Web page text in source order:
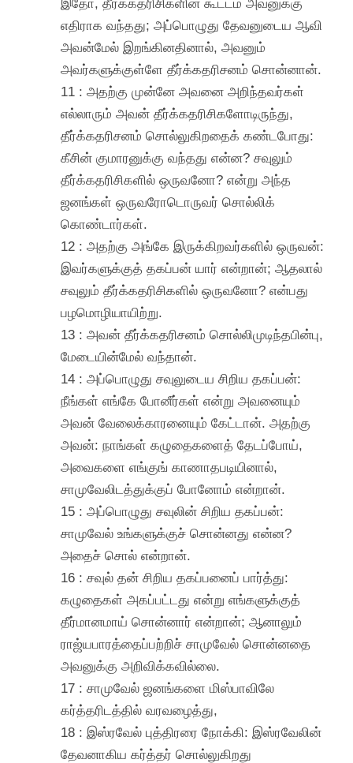
எதிராக வந்தது; அப்பொழுது தேவனுடைய ஆவி
அவன்மேல் இறங்கினதினால், அவனும்
அவர்களுக்குள்ளே தீர்க்கதரிசனம் சொன்னான்.
11 : அதற்கு முன்னே அவனை அறிந்தவர்கள்
எல்லாரும் அவன் தீர்க்கதரிசிகளோடிருந்து,
தீர்க்கதரிசனம் சொல்லுகிறதைக் கண்டபோது:
கீசின் குமாரனுக்கு வந்தது என்ன? சவுலும்
தீர்க்கதரிசிகளில் ஒருவனோ? என்று அந்த
ஜனங்கள் ஒருவரோடொருவர் சொல்லிக்
கொண்டார்கள்.
12 : அதற்கு அங்கே இருக்கிறவர்களில் ஒருவன்:
இவர்களுக்குத் தகப்பன் யார் என்றான்; ஆதலால்
சவுலும் தீர்க்கதரிசிகளில் ஒருவனோ? என்பது
பழமொழியாயிற்று.
13 : அவன் தீர்க்கதரிசனம் சொல்லிமுடிந்தபின்பு,
மேடையின்மேல் வந்தான்.
14 : அப்பொழுது சவுலுடைய சிறிய தகப்பன்:
நீங்கள் எங்கே போனீர்கள் என்று அவனையும்
அவன் வேலைக்காரனையும் கேட்டான். அதற்கு
அவன்: நாங்கள் கழுதைகளைத் தேடப்போய்,
அவைகளை எங்குங் காணாதபடியினால்,
சாமுவேலிடத்துக்குப் போனோம் என்றான்.
15 : அப்பொழுது சவுலின் சிறிய தகப்பன்:
சாமுவேல் உங்களுக்குச் சொன்னது என்ன?
அதைச் சொல் என்றான்.
16 : சவுல் தன் சிறிய தகப்பனைப் பார்த்து:
கழுதைகள் அகப்பட்டது என்று எங்களுக்குத்
தீர்மானமாய் சொன்னார் என்றான்; ஆனாலும்
ராஜ்யபாரத்தைப்பற்றிச் சாமுவேல் சொன்னதை
அவனுக்கு அறிவிக்கவில்லை.
17 : சாமுவேல் ஜனங்களை மிஸ்பாவிலே
கர்த்தரிடத்தில் வரவழைத்து,
18 : இஸ்ரவேல் புத்திரரை நோக்கி: இஸ்ரவேலின்
தேவனாகிய கர்த்தர் சொல்லுகிறது